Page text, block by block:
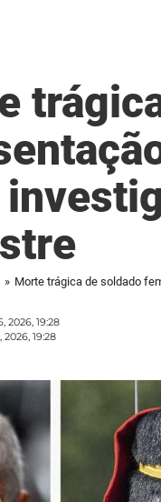
»
2026, 19:28
2026, 19:28